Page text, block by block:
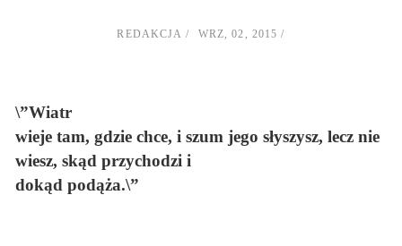
REDAKCJA WRZ, 02, 2015
\”Wiatr
wieje tam, gdzie chce, i szum jego słyszysz, lecz nie
wiesz, skąd przychodzi i
dokąd podąża.\”